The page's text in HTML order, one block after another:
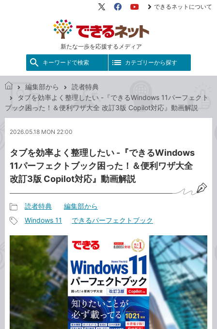
新たな一歩を応援するメディア
X（旧
FacebookYouTube
できるネットについて
キーワードで検索 カテゴリーから探す
ッ
編集部から
読者特典
タブを効率よく整理したい -『できるWindows 11パーフェクト
ブック困った！＆便利ワザ大全 改訂3版 Copilot対応』動画解説
2026.05.18 MON 22:00
タブを効率よく整理したい -『できるWindows
11パーフェクトブック困った！＆便利ワザ大全
改訂3版 Copilot対応』動画解説
事
カ
テ
リ
読者特典 編集部から
事
タ
グ
Windows 11 できるパーフェクトブック